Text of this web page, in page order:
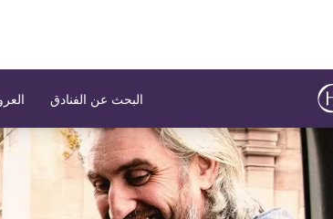
البحث عن الفنادق